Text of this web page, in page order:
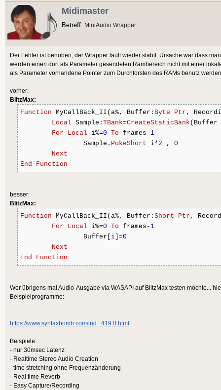
Midimaster
Betreff: MiniAudio Wrapper
Der Fehler ist behoben, der Wrapper läuft wieder stabil. Ursache war dass
werden einen dort als Parameter gesendeten Rambereich nicht mit einer
als Parameter vorhandene Pointer zum Durchforsten des RAMs benutz
vorher:
BlitzMax:
Function MyCallBack_II(a%, Buffer: Byte Ptr ,
Local Sample: TBank=CreateStaticBank (Buffer
For
Local i%=0 To frames- 1
		Sample.
PokeShort i* 2 , 0
Next
End
Function
besser:
BlitzMax:
Function MyCallBack_II(a%, Buffer: Short Ptr ,
For
Local i%=0 To frames- 1
		Buffer[i]=
0
Next
End
Function
Wer übrigens mal Audio-Ausgabe via WASAPI auf BlitzMax testen möchte...
Beispielprogramme:
https://www.syntaxbomb.com/ind...419.0.html
Beispiele:
- nur 30msec Latenz
- Realtime Stereo Audio Creation
- time stretching ohne Frequenzänderung
- Real time Reverb
- Easy Capture/Recording